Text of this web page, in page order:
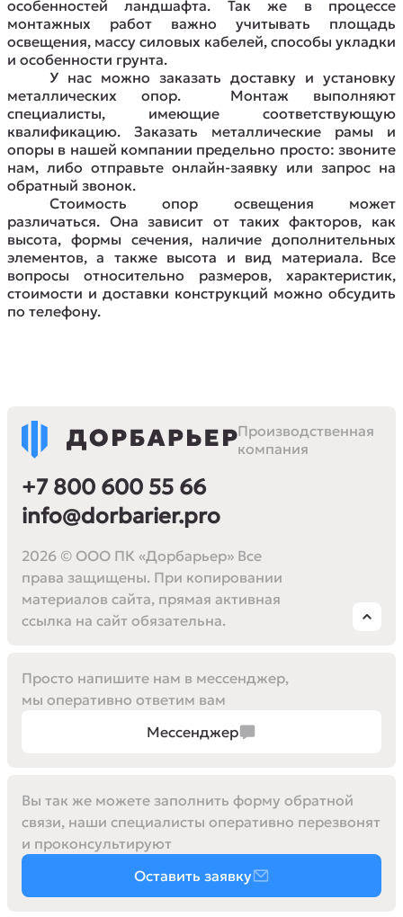
особенностей ландшафта. Так же в процессе
монтажных работ важно учитывать площадь
освещения, массу силовых кабелей, способы укладки
и особенности грунта.
У нас можно заказать доставку и установку
металлических опор.
Монтаж выполняют
специалисты, имеющие соответствующую
квалификацию. Заказать металлические рамы и
опоры в нашей компании предельно просто: звоните
нам, либо отправьте онлайн-заявку или запрос на
обратный звонок.
Стоимость опор освещения может
различаться. Она зависит от таких факторов, как
высота, формы сечения, наличие дополнительных
элементов, а также высота и вид материала. Все
вопросы относительно размеров, характеристик,
стоимости и доставки конструкций можно обсудить
по телефону.
Производственная
компания
+7 800 600 55 66
info@dorbarier.pro
2026 © ООО ПК «Дорбарьер» Все
права защищены. При копировании
материалов сайта, прямая активная
ссылка на сайт обязательна.
Мессенджер
Просто напишите нам в мессенджер,
мы оперативно ответим вам
Вы так же можете заполнить форму обратной
связи, наши специалисты оперативно перезвонят
и проконсультируют
Оставить заявку